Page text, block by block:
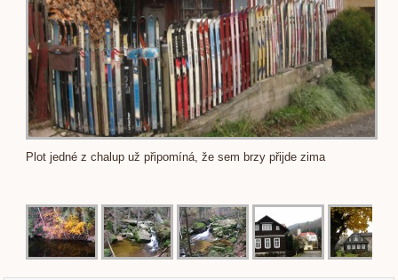
Plot jedné z chalup už připomíná, že sem brzy přijde zima